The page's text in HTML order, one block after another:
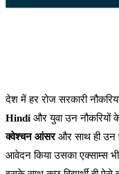
देश में हर रोज सरकारी
Hindi और युवा उन
क्वेश्चन आंसरऔर साथ ही उन
आवेदन किया उसका एक्साम्स